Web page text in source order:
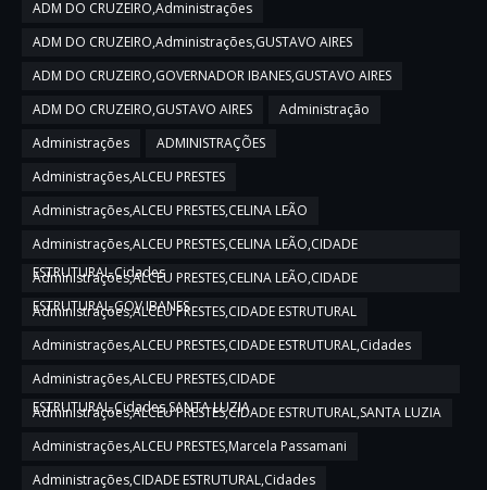
ADM DO CRUZEIRO,Administrações
ADM DO CRUZEIRO,Administrações,GUSTAVO AIRES
ADM DO CRUZEIRO,GOVERNADOR IBANES,GUSTAVO AIRES
ADM DO CRUZEIRO,GUSTAVO AIRES
Administração
Administrações
ADMINISTRAÇÕES
Administrações,ALCEU PRESTES
Administrações,ALCEU PRESTES,CELINA LEÃO
Administrações,ALCEU PRESTES,CELINA LEÃO,CIDADE
ESTRUTURAL,Cidades
Administrações,ALCEU PRESTES,CELINA LEÃO,CIDADE
ESTRUTURAL,GOV IBANES
Administrações,ALCEU PRESTES,CIDADE ESTRUTURAL
Administrações,ALCEU PRESTES,CIDADE ESTRUTURAL,Cidades
Administrações,ALCEU PRESTES,CIDADE
ESTRUTURAL,Cidades,SANTA LUZIA
Administrações,ALCEU PRESTES,CIDADE ESTRUTURAL,SANTA LUZIA
Administrações,ALCEU PRESTES,Marcela Passamani
Administrações,CIDADE ESTRUTURAL,Cidades